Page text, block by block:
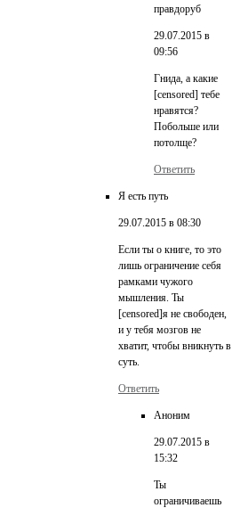
правдоруб
29.07.2015 в
09:56
Гнида, а какие
[censored] тебе
нравятся?
Побольше или
потолще?
Ответить
Я есть путь
29.07.2015 в 08:30
Если ты о книге, то это
лишь ограничение себя
рамками чужого
мышления. Ты
[censored]я не свободен,
и у тебя мозгов не
хватит, чтобы вникнуть в
суть.
Ответить
Аноним
29.07.2015 в
15:32
Ты
ограничиваешь